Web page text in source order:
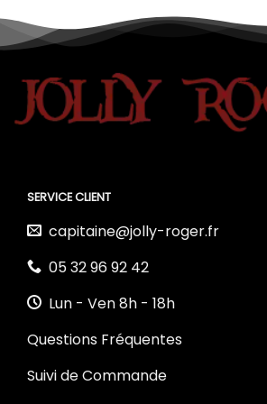
SERVICE CLIENT
capitaine@jolly-roger.fr
05 32 96 92 42
Lun - Ven 8h - 18h
Questions Fréquentes
Suivi de Commande